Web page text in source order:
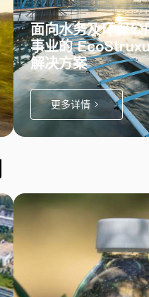
面向水务及环保公
事业的
解决方案
更多详情